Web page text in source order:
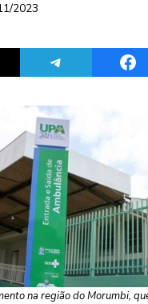
2023
on ThreadsShare on Telegram
na região do Morumbi,